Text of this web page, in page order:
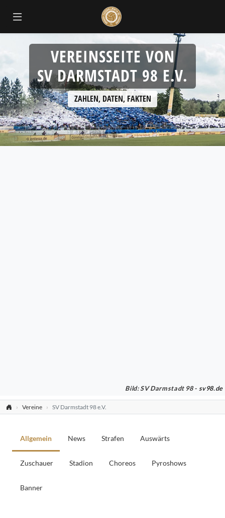
VEREINSSEITE VON
SV DARMSTADT 98 E.V.
ZAHLEN, DATEN, FAKTEN
Bild: SV Darmstadt 98 - sv98.de
Vereine SV Darmstadt 98 e.V.
Allgemein News Strafen Auswärts
Zuschauer Stadion Choreos Pyroshows
Banner